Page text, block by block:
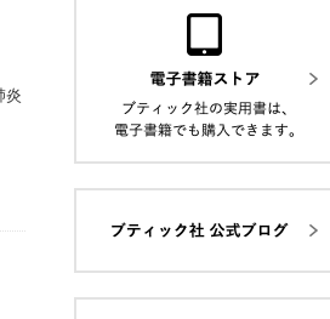
炎